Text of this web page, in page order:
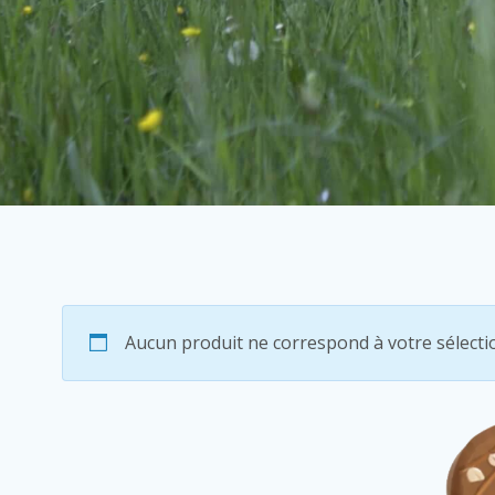
Aucun produit ne correspond à votre